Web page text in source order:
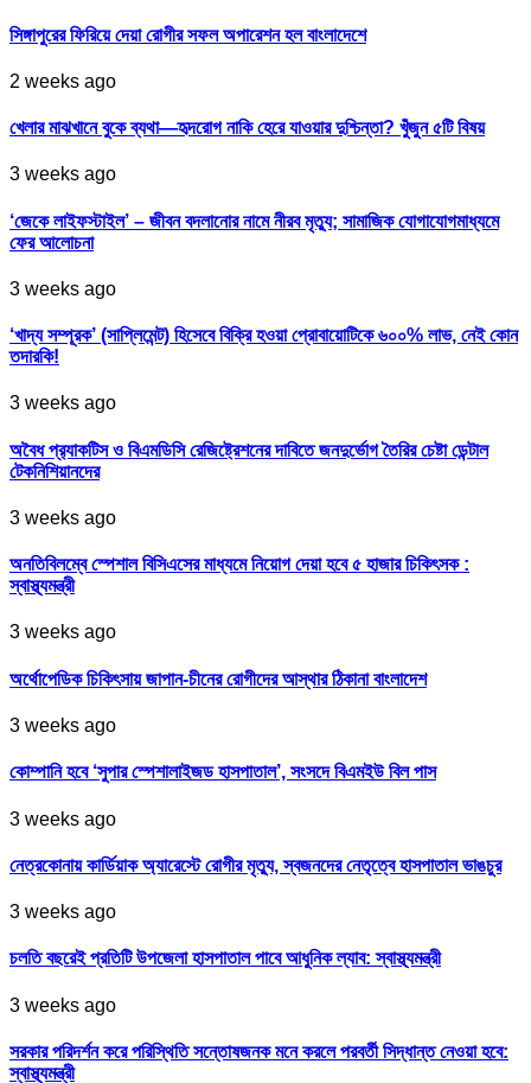
সিঙ্গাপুরের ফিরিয়ে দেয়া রোগীর সফল অপারেশন হল বাংলাদেশে
2 weeks ago
খেলার মাঝখানে বুকে ব্যথা—হৃদরোগ নাকি হেরে যাওয়ার দুশ্চিন্তা? খুঁজুন ৫টি বিষয়
3 weeks ago
‘জেকে লাইফস্টাইল’ – জীবন বদলানোর নামে নীরব মৃত্যু; সামাজিক যোগাযোগমাধ্যমে
ফের আলোচনা
3 weeks ago
‘খাদ্য সম্পূরক’ (সাপ্লিমেন্ট) হিসেবে বিক্রি হওয়া প্রোবায়োটিকে ৬০০% লাভ, নেই কোন
তদারকি!
3 weeks ago
অবৈধ প্র‍্যাকটিস ও বিএমডিসি রেজিষ্ট্রেশনের দাবিতে জনদুর্ভোগ তৈরির চেষ্টা ডেন্টাল
টেকনিশিয়ানদের
3 weeks ago
অনতিবিলম্বে স্পেশাল বিসিএসের মাধ্যমে নিয়োগ দেয়া হবে ৫ হাজার চিকিৎসক :
স্বাস্থ্যমন্ত্রী
3 weeks ago
অর্থোপেডিক চিকিৎসায় জাপান-চীনের রোগীদের আস্থার ঠিকানা বাংলাদেশ
3 weeks ago
কোম্পানি হবে ‘সুপার স্পেশালাইজড হাসপাতাল’, সংসদে বিএমইউ বিল পাস
3 weeks ago
নেত্রকোনায় কার্ডিয়াক অ্যারেস্টে রোগীর মৃত্যু, স্বজনদের নেতৃত্বে হাসপাতাল ভাঙচুর
3 weeks ago
চলতি বছরেই প্রতিটি উপজেলা হাসপাতাল পাবে আধুনিক ল্যাব: স্বাস্থ্যমন্ত্রী
3 weeks ago
সরকার পরিদর্শন করে পরিস্থিতি সন্তোষজনক মনে করলে পরবর্তী সিদ্ধান্ত নেওয়া হবে:
স্বাস্থ্যমন্ত্রী